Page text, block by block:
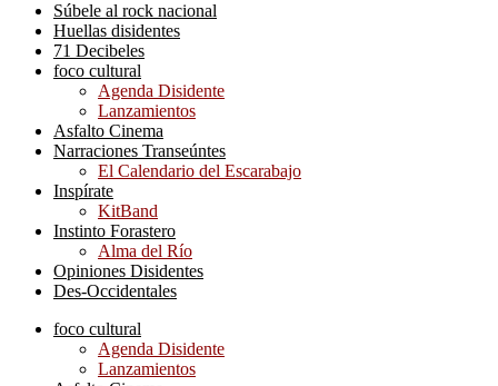
Súbele al rock nacional
Huellas disidentes
71 Decibeles
foco cultural
Agenda Disidente
Lanzamientos
Asfalto Cinema
Narraciones Transeúntes
El Calendario del Escarabajo
Inspírate
KitBand
Instinto Forastero
Alma del Río
Opiniones Disidentes
Des-Occidentales
foco cultural
Agenda Disidente
Lanzamientos